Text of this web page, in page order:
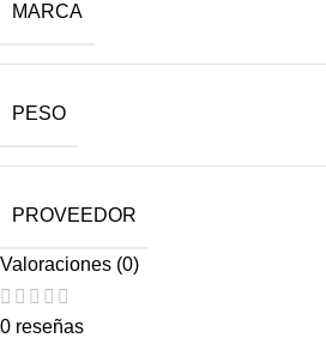
MARCA
PESO
PROVEEDOR
Valoraciones (0)
0 reseñas